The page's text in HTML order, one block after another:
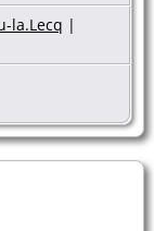
la.Lecq |